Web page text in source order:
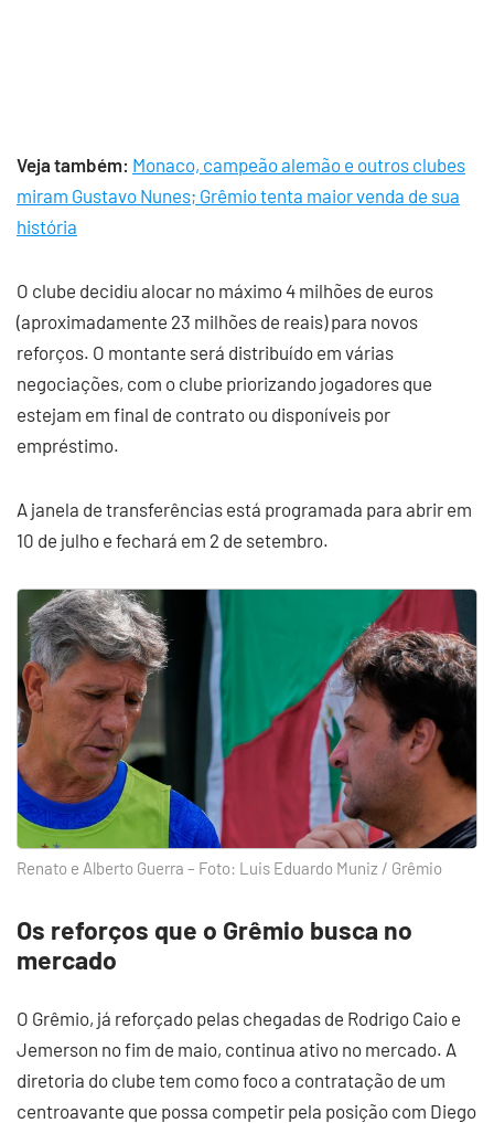
Veja também: Monaco, campeão alemão e outros clubes
miram Gustavo Nunes; Grêmio tenta maior venda de sua
história
O clube decidiu alocar no máximo 4 milhões de euros
(aproximadamente 23 milhões de reais) para novos
reforços. O montante será distribuído em várias
negociações, com o clube priorizando jogadores que
estejam em final de contrato ou disponíveis por
empréstimo.
A janela de transferências está programada para abrir em
10 de julho e fechará em 2 de setembro.
Renato e Alberto Guerra – Foto: Luis Eduardo Muniz / Grêmio
Os reforços que o Grêmio busca no
mercado
O Grêmio, já reforçado pelas chegadas de Rodrigo Caio e
Jemerson no fim de maio, continua ativo no mercado. A
diretoria do clube tem como foco a contratação de um
centroavante que possa competir pela posição com Diego